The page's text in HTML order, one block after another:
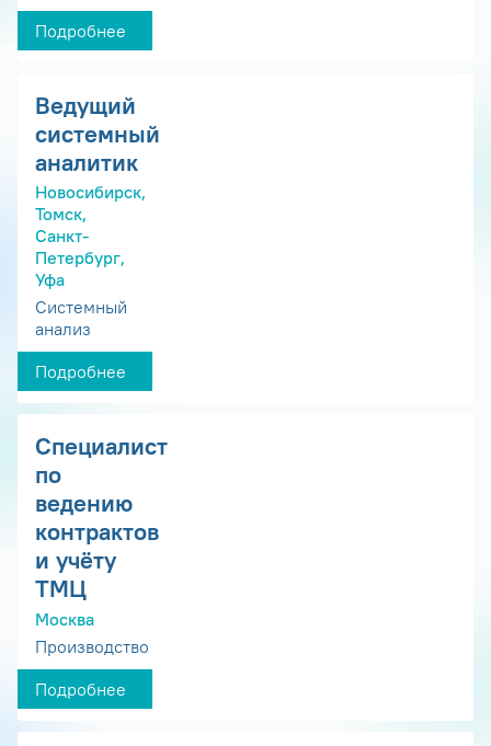
Подробнее
Ведущий
системный
аналитик
Новосибирск,
Томск,
Санкт-
Петербург,
Уфа
Системный
анализ
Подробнее
Специалист
по
ведению
контрактов
и учёту
ТМЦ
Москва
Производство
Подробнее